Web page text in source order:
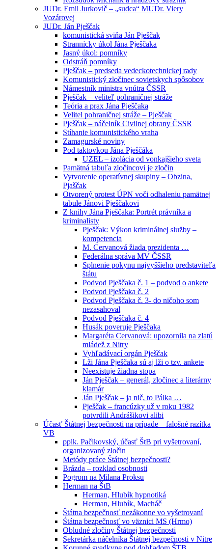
JUDr. Emil Jurkovič – „sudca“ MUDr. Viery
Vozárovej
JUDr. Ján Pješčak
komunistická sviňa Ján Pješčak
Strannícky úkol Jána Pješčaka
Jasný úkol: pomníky
Odstráň pomníky
Pješčak – predseda vedeckotechnickej rady
Komunistický zločinec sovietskych spôsobov
Námestník ministra vnútra ČSSR
Pješčak – veliteľ pohraničnej stráže
Teória a prax Jána Pješčaka
Velitel pohraničnej stráže – Pješčak
Pješčak – náčelník Civilnej obrany ČSSR
Stíhanie komunistického vraha
Zamagurské noviny
Pod taktovkou Jána Pješčáka
UZEL – izolácia od vonkajšieho sveta
Pamätná tabuľa zločincovi je zločin
Vytvorenie operatívnej skupiny – Obzina,
Pjaščak
Otvorený protest ÚPN voči odhaleniu pamätnej
tabule Jánovi Pješčakovi
Z knihy Jána Pješčaka: Portrét právníka a
kriminalisty
Pješčak: Výkon kriminálnej služby –
kompetencia
M. Cervanová žiada prezidenta …
Federálna správa MV ČSSR
Splnenie pokynu najvyššieho predstaviteľa
štátu
Podvod Pješčaka č. 1 – podvod o ankete
Podvod Pješčaka č. 2
Podvod Pješčaka č. 3- do ničoho som
nezasahoval
Podvod Pješčaka č. 4
Husák poveruje Pješčaka
Margaréta Cervanová: upozornila na zlatú
mládež z Nitry
Vyhľadávací orgán Pješčak
Lži Jána Pješčaka sú aj lži o tzv. ankete
Neexistuje žiadna stopa
Ján Pješčak – generál, zločinec a literárny
klamár
Ján Pješčak – ja nič, to Pálka …
Pješčak – francúzky už v roku 1982
potvrdili Andrášikovi alibi
Účasť Štátnej bezpečnosti na prípade – falošné razítka
VB
pplk. Pačikovský, účasť ŠtB pri vyšetrovaní,
organizovaný zločin
Metódy práce Štátnej bezpečnosti?
Brázda – rozklad osobnosti
Pogrom na Milana Proksu
Herman na ŠtB
Herman, Hlubík hypnotiká
Herman, Hlubík, Macháč
Štátna bezpečnosť nezákonne vo vyšetrovaní
Śtátna bezpečnosť vo väznici MS (Hrmo)
Obludné zločiny Štátnej bezpečnosti
Sekretárka náčelníka Štátnej bezpečnosti v Nitre